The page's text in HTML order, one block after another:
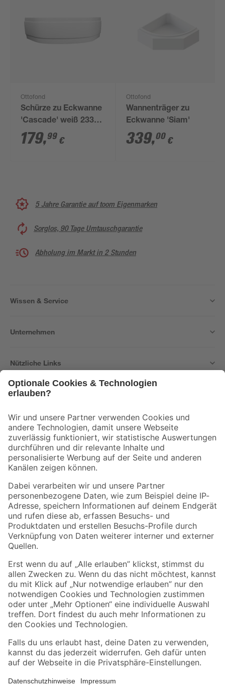
Ottofond
Schürze zu Eckwanne
'Cascade' weiß 2330
mm
179,99 €
Ottofond
Wannenträger zu
Eckwanne 'Siam'
339,00 €
5 Jahre Garantie auf toom Eigenmarken
Sorglos, 90 Tage Umtauschgarantie
Abholung im Markt in 2 Stunden
Wissen & Service
Unternehmen
Nützliche Links
Der toom Newsletter: Keine Angebote und Aktionen mehr verpassen!
Zur Newsletter Anmeldung
Folge uns
Zahlungsarten Versandarten
Sicher einkaufen
Jetzt die toom-App herunterladen
Alle Preisangaben in EUR inkl. gesetzl. MwSt.. Die dargestellten Angebote sind unter
Umständen nicht in allen Märkten verfügbar. Die angegebenen Verfügbarkeiten beziehen
Produkte nur solange der Vorrat reicht.
*Paketversand ab 59 € versandkostenfrei, gilt nicht für Artikel mit Speditionsversand, hier